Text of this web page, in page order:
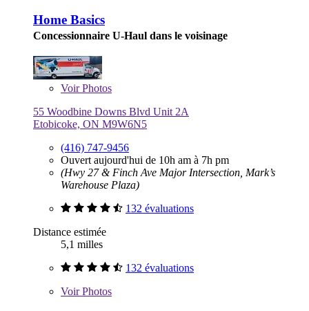
Home Basics
Concessionnaire U-Haul dans le voisinage
VoirPhotos
55 Woodbine Downs Blvd Unit 2A
Etobicoke, ON M9W6N5
(416) 747-9456
Ouvert aujourd'hui de 10h am à 7h pm
(Hwy 27 & Finch Ave Major Intersection, Mark’s
Warehouse Plaza)
132 évaluations
Distance estimée
5,1 milles
132 évaluations
VoirPhotos